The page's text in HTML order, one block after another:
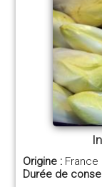
Origine : France
Durée de